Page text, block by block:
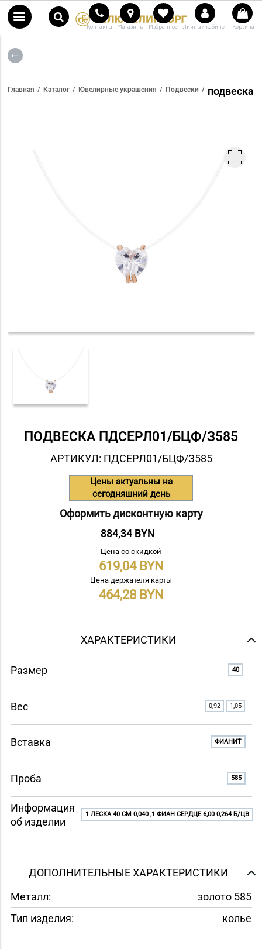
Контакты Магазины Избранное Личный кабинет Корзина
Главная Каталог Ювелирные украшения Подвески подвеска
ПОДВЕСКА ПДСЕРЛ01/БЦФ/З585
АРТИКУЛ: ПДСЕРЛ01/БЦФ/З585
Цены актуальны на
сегодняшний день
Оформить дисконтную карту
884,34 BYN
Цена со скидкой
619,04
Цена держателя карты
464,28
ХАРАКТЕРИСТИКИ
Размер 40
Вес 0,92 1,05
Вставка ФИАНИТ
Проба 585
Информация
об изделии
1 ЛЕСКА 40 СМ 0,040 ,1 ФИАН СЕРДЦЕ 6,00 0,264 Б/ЦВ
ДОПОЛНИТЕЛЬНЫЕ ХАРАКТЕРИСТИКИ
Металл:
золото 585
Тип изделия:
колье